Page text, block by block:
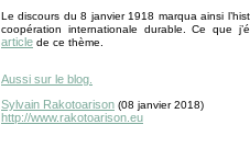
Le discours du 8 janvier 1918 marqua ainsi
coopération internationale durable. Ce que
article de ce thème.
Aussi sur le blog.
Sylvain Rakotoarison (08 janvier 2018)
http://www.rakotoarison.eu